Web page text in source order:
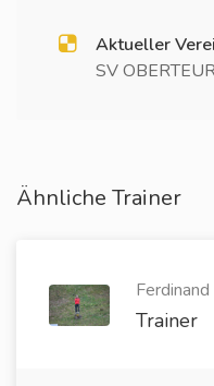
Aktueller
SV
Ähnliche Trainer
Trainer